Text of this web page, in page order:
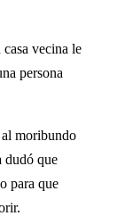
vecina le
persona
moribundo
dudó que
para que